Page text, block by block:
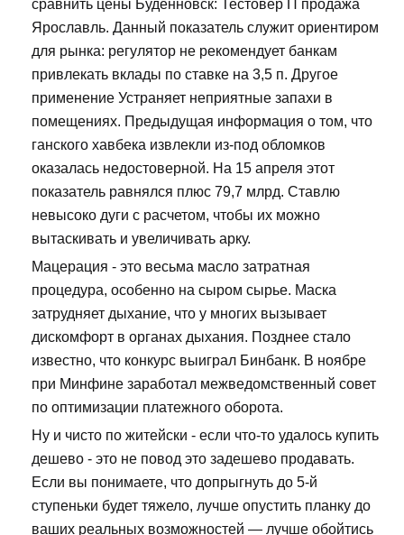
сравнить цены Будённовск: Тестовер П продажа
Ярославль. Данный показатель служит ориентиром
для рынка: регулятор не рекомендует банкам
привлекать вклады по ставке на 3,5 п. Другое
применение Устраняет неприятные запахи в
помещениях. Предыдущая информация о том, что
ганского хавбека извлекли из-под обломков
оказалась недостоверной. На 15 апреля этот
показатель равнялся плюс 79,7 млрд. Ставлю
невысоко дуги с расчетом, чтобы их можно
вытаскивать и увеличивать арку.
Мацерация - это весьма масло затратная
процедура, особенно на сыром сырье. Маска
затрудняет дыхание, что у многих вызывает
дискомфорт в органах дыхания. Позднее стало
известно, что конкурс выиграл Бинбанк. В ноябре
при Минфине заработал межведомственный совет
по оптимизации платежного оборота.
Ну и чисто по житейски - если что-то удалось купить
дешево - это не повод это задешево продавать.
Если вы понимаете, что допрыгнуть до 5-й
ступеньки будет тяжело, лучше опустить планку до
ваших реальных возможностей — лучше обойтись